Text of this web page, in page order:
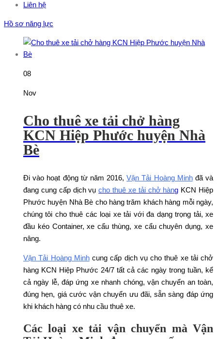
Liên hệ
Hồ sơ năng lực
08
Nov
Cho thuê xe tải chở hàng
KCN Hiệp Phước huyện Nhà
Bè
Đi vào hoạt động từ năm 2016,Vận Tải Hoàng Minhđã và
đang cung cấp dịch vụcho thuê xe tải chở hàng KCN Hiệp
Phước huyện Nhà Bè cho hàng trăm khách hàng mỗi ngày,
chúng tôi cho thuê các loại xe tải với đa dạng trọng tải, xe
đầu kéo Container, xe cẩu thùng, xe cẩu chuyên dụng, xe
nâng.
Vận Tải Hoàng Minhcung cấp dịch vụ cho thuê xe tải chở
hàng KCN Hiệp Phước 24/7 tất cả các ngày trong tuần, kể
cả ngày lễ, đáp ứng xe nhanh chóng, vận chuyển an toàn,
đúng hẹn, giá cước vận chuyển ưu đãi, sẵn sàng đáp ứng
khi khách hàng có nhu cầu thuê xe.
Các loại xe tải vận chuyển mà Vận